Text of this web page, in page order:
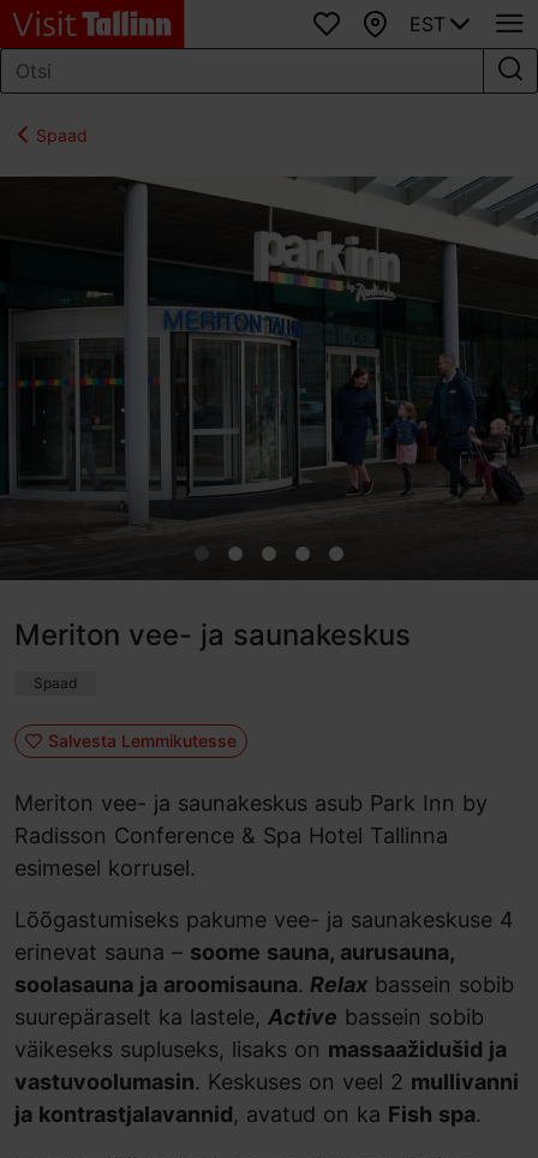
Lemmikud
Kaart
EST
Spaad
Meriton vee- ja saunakeskus
Spaad
Salvesta Lemmikutesse
Meriton vee- ja saunakeskus asub Park Inn by
Radisson Conference & Spa Hotel Tallinna
esimesel korrusel.
Lõõgastumiseks pakume vee- ja saunakeskuse 4
erinevat sauna – soome sauna, aurusauna,
soolasauna ja aroomisauna. Relax bassein sobib
suurepäraselt ka lastele, Active bassein sobib
väikeseks supluseks, lisaks on massaažidušid ja
vastuvoolumasin. Keskuses on veel 2 mullivanni
ja kontrastjalavannid, avatud on ka Fish spa.